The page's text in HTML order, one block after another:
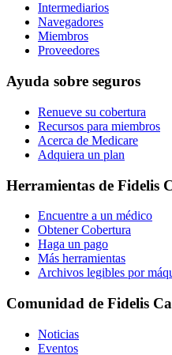
Intermediarios
Navegadores
Miembros
Proveedores
Ayuda sobre seguros
Renueve su cobertura
Recursos para miembros
Acerca de Medicare
Adquiera un plan
Herramientas de Fidelis
Encuentre a un médico
Obtener Cobertura
Haga un pago
Más herramientas
Archivos legibles por
Comunidad de Fidelis
Noticias
Eventos